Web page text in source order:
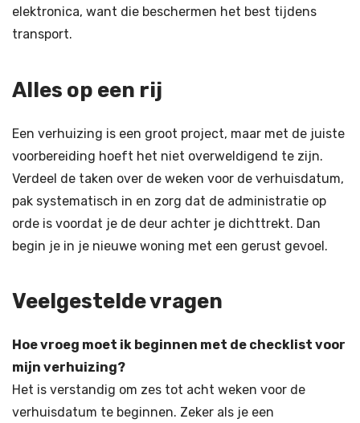
elektronica, want die beschermen het best tijdens
transport.
Alles op een rij
Een verhuizing is een groot project, maar met de juiste
voorbereiding hoeft het niet overweldigend te zijn.
Verdeel de taken over de weken voor de verhuisdatum,
pak systematisch in en zorg dat de administratie op
orde is voordat je de deur achter je dichttrekt. Dan
begin je in je nieuwe woning met een gerust gevoel.
Veelgestelde vragen
Hoe vroeg moet ik beginnen met de checklist voor
mijn verhuizing?
Het is verstandig om zes tot acht weken voor de
verhuisdatum te beginnen. Zeker als je een